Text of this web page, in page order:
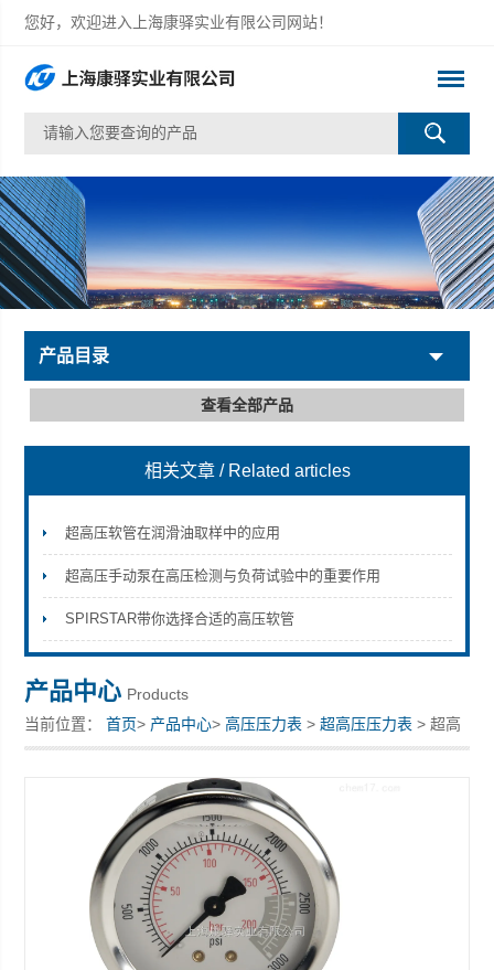
您好，欢迎进入上海康驿实业有限公司网站！
上海康驿实业有限公司
产品目录
查看全部产品
相关文章 / Related articles
超高压软管在润滑油取样中的应用
超高压手动泵在高压检测与负荷试验中的重要作用
SPIRSTAR带你选择合适的高压软管
产品中心 Products
当前位置：首页> 产品中心>高压压力表 >超高压压力表 > 超高
压压力表,优质超高压压力表厂家,批发压力表价格